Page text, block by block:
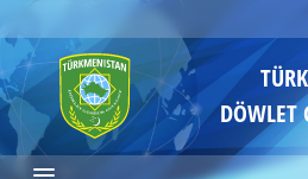
DÖWLET